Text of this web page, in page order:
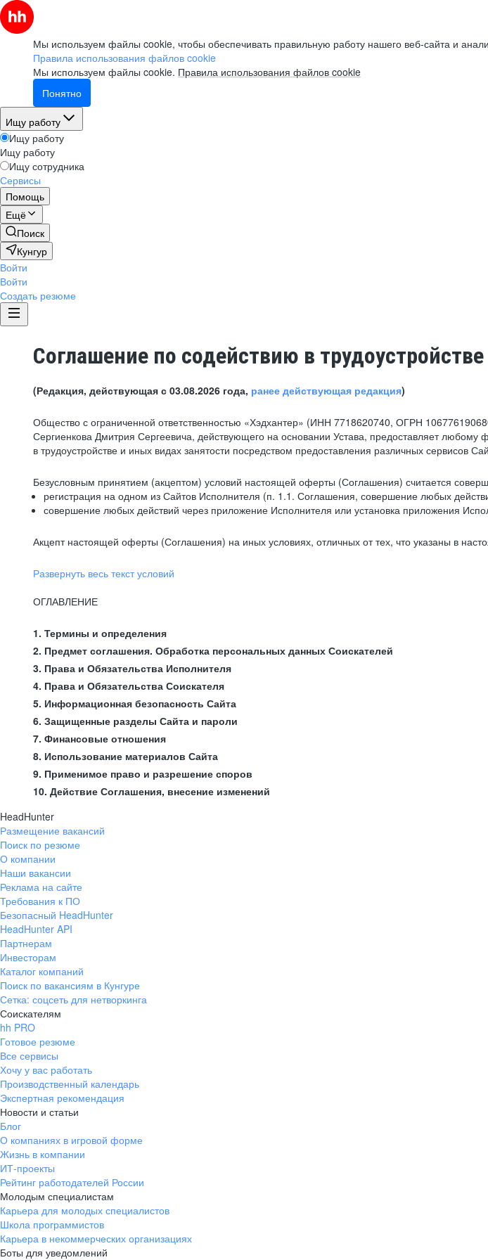
Мы используем файлы cookie, чтобы обеспечивать правильную работу нашего веб-сайта и
Правила использования файлов cookie
Мы используем файлы cookie. Правила использования файлов cookie
Понятно
Ищу работу
Ищу работу
Ищу работу
Ищу сотрудника
Сервисы
Помощь
Ещё
Поиск
Кунгур
Войти
Войти
Создать резюме
Соглашение по содействию в
(Редакция, действующая с 03.08.2026 года, ранее действующая редакция)
Общество с ограниченной ответственностью «Хэдхантер» (ИНН 7718620740, ОГРН
Сергиенкова Дмитрия Сергеевича, действующего на основании Устава, предоставляет
в трудоустройстве и иных видах занятости посредством предоставления различных сервисов
Безусловным принятием (акцептом) условий настоящей оферты (Соглашения) считается
регистрация на одном из Сайтов Исполнителя (п. 1.1. Соглашения, совершение любых
совершение любых действий через приложение Исполнителя или установка приложения
Акцепт настоящей оферты (Соглашения) на иных условиях, отличных от тех, что указаны в
Развернуть весь текст условий
ОГЛАВЛЕНИЕ
1. Термины и определения
2. Предмет соглашения. Обработка персональных данных Соискателей
3. Права и Обязательства Исполнителя
4. Права и Обязательства Соискателя
5. Информационная безопасность Сайта
6. Защищенные разделы Сайта и пароли
7. Финансовые отношения
8. Использование материалов Сайта
9. Применимое право и разрешение споров
10. Действие Соглашения, внесение изменений
HeadHunter
Размещение вакансий
Поиск по резюме
О компании
Наши вакансии
Реклама на сайте
Требования к ПО
Безопасный HeadHunter
HeadHunter API
Партнерам
Инвесторам
Каталог компаний
Поиск по вакансиям в Кунгуре
Сетка: соцсеть для нетворкинга
Соискателям
hh PRO
Готовое резюме
Все сервисы
Хочу у вас работать
Производственный календарь
Экспертная рекомендация
Новости и статьи
Блог
О компаниях в игровой форме
Жизнь в компании
ИТ-проекты
Рейтинг работодателей России
Молодым специалистам
Карьера для молодых специалистов
Школа программистов
Карьера в некоммерческих организациях
Боты для уведомлений